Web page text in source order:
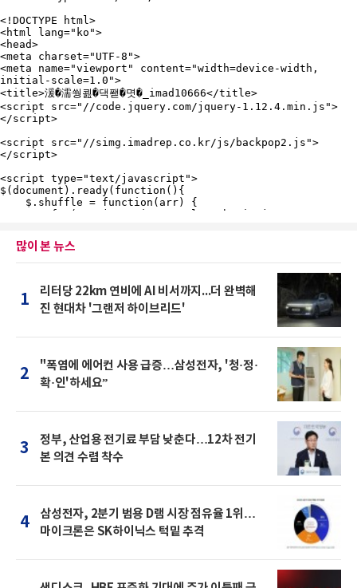
많이 본 뉴스
1
리터당 22km 연비에 AI 비서까지...더 완벽해
진 현대차 '그랜저 하이브리드'
2
"폭염에 에어컨 사용 급증…삼성전자, '청·정·
확·인'하세요”
3
정부, 산업용 전기료 부담 낮춘다…12차 전기
본 의견 수렴 착수
4
삼성전자, 2분기 범용 D램 시장 점유율 1위…
마이크론은 SK하이닉스 턱밑 추격